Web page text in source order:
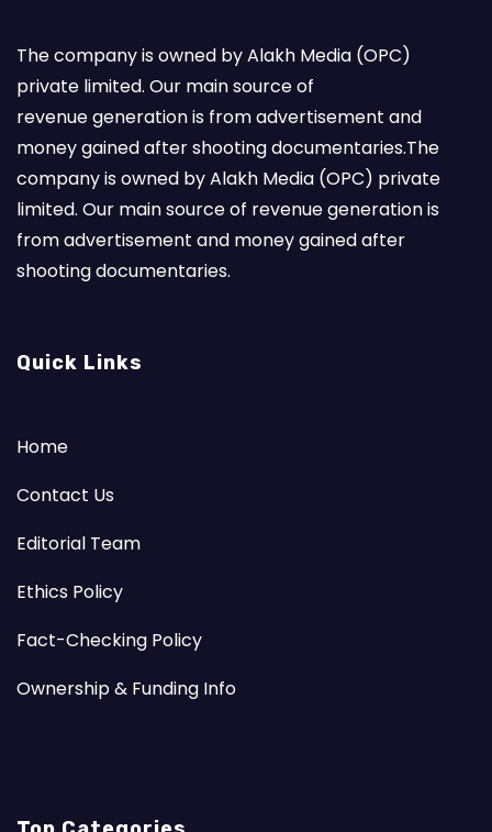
The company is owned by Alakh Media (OPC)
private limited. Our main source of
revenue generation is from advertisement and
money gained after shooting documentaries.The
company is owned by Alakh Media (OPC) private
limited. Our main source of revenue generation is
from advertisement and money gained after
shooting documentaries.
Quick Links
Home
Contact Us
Editorial Team
Ethics Policy
Fact-Checking Policy
Ownership & Funding Info